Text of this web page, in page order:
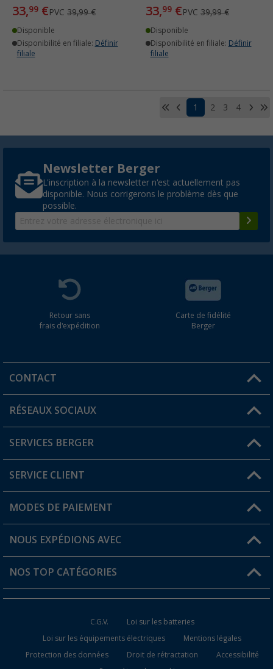
33,99 €PVC 39,99 €
Disponible
Disponibilité en filiale: Définir
filiale
33,99 €PVC 39,99 €
Disponible
Disponibilité en filiale: Définir
filiale
1 2 3 4
Newsletter Berger
L'inscription à la newsletter n'est actuellement pas
disponible. Nous corrigerons le problème dès que
possible.
Retour sans
frais d'expédition
Carte de fidélité
Berger
CONTACT
Une question ?
Trouver une magasin
RÉSEAUX SOCIAUX
SERVICES BERGER
Devenir revendeur
Mon compte
Carte de fidélité Berger
SERVICE CLIENT
FAQ et contact
Informations sur l'expédition
Statut de la commande
MODES DE PAIEMENT
NOUS EXPÉDIONS AVEC
NOS TOP CATÉGORIES
Accessoires de cuisine de camping
Meubles de camping
C.G.V.
Loi sur les batteries
Loi sur les équipements électriques
Mentions légales
Protection des données
Droit de rétractation
Accessibilité